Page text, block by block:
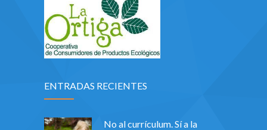
ENTRADAS RECIENTES
No al currículum. Sí a la